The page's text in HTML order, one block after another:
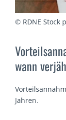
© RDNE Stock
wann
Jahren.